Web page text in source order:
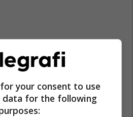
your consent to use
data for the following